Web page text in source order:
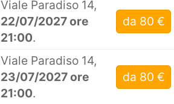
Viale Paradiso 14,
22/07/2027 ore
21:00.
da 80 €
Viale Paradiso 14,
23/07/2027 ore
21:00.
da 80 €